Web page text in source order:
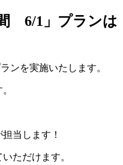
6/1」プランは
ンを実施いたします。
当します！
ただけます。